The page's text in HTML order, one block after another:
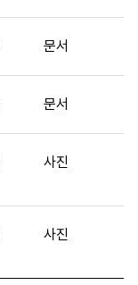
문서
문서
사진
사진